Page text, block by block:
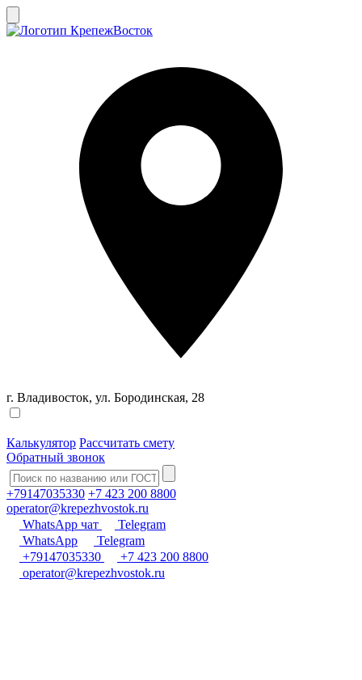
г. Владивосток, ул. Бородинская, 28
Калькулятор Рассчитать смету
Обратный звонок
+79147035330 +7 423 200 8800
operator@krepezhvostok.ru
WhatsApp чат
Telegram
WhatsApp
Telegram
+79147035330
+7 423 200 8800
operator@krepezhvostok.ru